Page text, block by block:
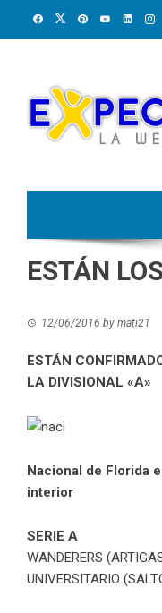
ESTÁN
12/06/2016 by mati21
ESTÁN
LA DIVISIONAL «A»
Nacional de Florida
interior
SERIE A
WANDERERS
UNIVERSITARIO